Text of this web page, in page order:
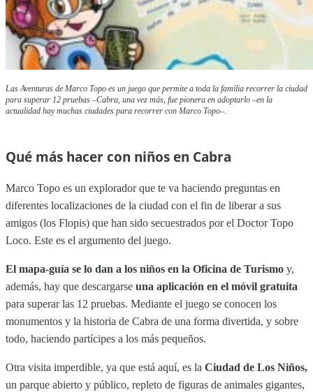
Las Aventuras de Marco Topo es un juego que permite a toda la familia recorrer la ciudad
para superar 12 pruebas –Cabra, una vez más, fue pionera en adoptarlo –en la
actualidad hay muchas ciudades para recorrer con Marco Topo–.
Qué más hacer con niños en Cabra
Marco Topo es un explorador que te va haciendo preguntas en
diferentes localizaciones de la ciudad con el fin de liberar a sus
amigos (los Flopis) que han sido secuestrados por el Doctor Topo
Loco. Este es el argumento del juego.
El mapa-guía se lo dan a los niños en la Oficina de Turismo y,
además, hay que descargarse una aplicación en el móvil gratuita
para superar las 12 pruebas. Mediante el juego se conocen los
monumentos y la historia de Cabra de una forma divertida, y sobre
todo, haciendo partícipes a los más pequeños.
Otra visita imperdible, ya que está aquí, es la Ciudad de Los Niños,
un parque abierto y público, repleto de figuras de animales gigantes,